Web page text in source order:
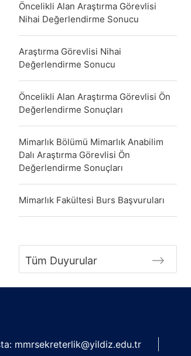
Öncelikli Alan Araştırma Görevlisi
Nihai Değerlendirme Sonucu
Araştırma Görevlisi Nihai
Değerlendirme Sonucu
Öncelikli Alan Araştırma Görevlisi Ön
Değerlendirme Sonuçları
Mimarlık Bölümü Mimarlık Anabilim
Dalı Araştırma Görevlisi Ön
Değerlendirme Sonuçları
Mimarlık Fakültesi Burs Başvuruları
Tüm Duyurular
mmrsekreterlik@yildiz.edu.tr